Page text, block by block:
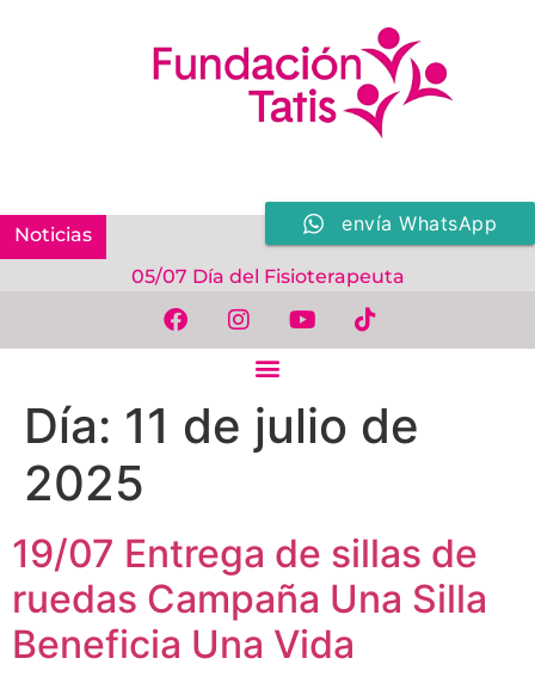
Noticias
05/07 Día del Fisioterapeuta
Día: 11 de julio de
2025
19/07 Entrega de sillas de
ruedas Campaña Una Silla
Beneficia Una Vida
envía WhatsApp